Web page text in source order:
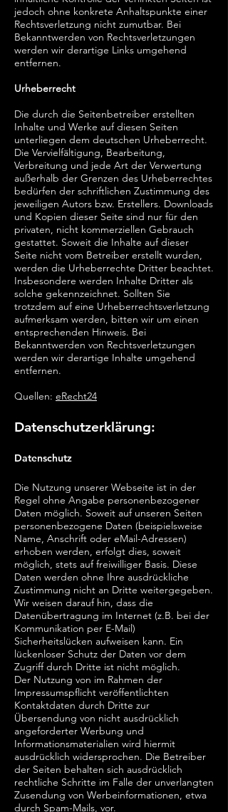
jedoch ohne konkrete Anhaltspunkte einer
Rechtsverletzung nicht zumutbar. Bei
Bekanntwerden von Rechtsverletzungen
werden wir derartige Links umgehend
entfernen.
Urheberrecht
Die durch die Seitenbetreiber erstellten
Inhalte und Werke auf diesen Seiten
unterliegen dem deutschen Urheberrecht.
Die Vervielfältigung, Bearbeitung,
Verbreitung und jede Art der Verwertung
außerhalb der Grenzen des Urheberrechtes
bedürfen der schriftlichen Zustimmung des
jeweiligen Autors bzw. Erstellers. Downloads
und Kopien dieser Seite sind nur für den
privaten, nicht kommerziellen Gebrauch
gestattet. Soweit die Inhalte auf dieser
Seite nicht vom Betreiber erstellt wurden,
werden die Urheberrechte Dritter beachtet.
Insbesondere werden Inhalte Dritter als
solche gekennzeichnet. Sollten Sie
trotzdem auf eine Urheberrechtsverletzung
aufmerksam werden, bitten wir um einen
entsprechenden Hinweis. Bei
Bekanntwerden von Rechtsverletzungen
werden wir derartige Inhalte umgehend
entfernen.
Quellen: eRecht24
Datenschutzerklärung:
Datenschutz
Die Nutzung unserer Webseite ist in der
Regel ohne Angabe personenbezogener
Daten möglich. Soweit auf unseren Seiten
personenbezogene Daten (beispielsweise
Name, Anschrift oder eMail-Adressen)
erhoben werden, erfolgt dies, soweit
möglich, stets auf freiwilliger Basis. Diese
Daten werden ohne Ihre ausdrückliche
Zustimmung nicht an Dritte weitergegeben.
Wir weisen darauf hin, dass die
Datenübertragung im Internet (z.B. bei der
Kommunikation per E-Mail)
Sicherheitslücken aufweisen kann. Ein
lückenloser Schutz der Daten vor dem
Zugriff durch Dritte ist nicht möglich.
Der Nutzung von im Rahmen der
Impressumspflicht veröffentlichten
Kontaktdaten durch Dritte zur
Übersendung von nicht ausdrücklich
angeforderter Werbung und
Informationsmaterialien wird hiermit
ausdrücklich widersprochen. Die Betreiber
der Seiten behalten sich ausdrücklich
rechtliche Schritte im Falle der unverlangten
Zusendung von Werbeinformationen, etwa
durch Spam-Mails, vor.